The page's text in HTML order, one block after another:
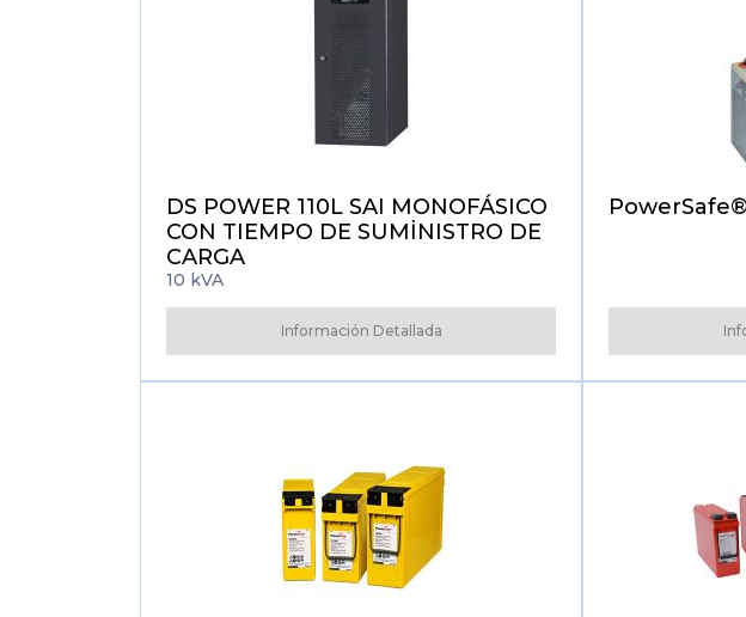
DS POWER 110L SAI MONOFÁSICO
CON TIEMPO DE SUMİNISTRO DE
CARGA
10 kVA
Información Detallada